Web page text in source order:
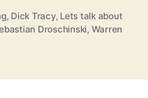
, Dick Tracy, Lets talk about
Droschinski, Warren